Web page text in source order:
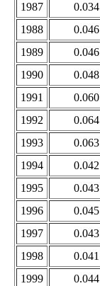
1987
0.034
1988
0.046
1989
0.046
1990
0.048
1991
0.060
1992
0.064
1993
0.063
1994
0.042
1995
0.043
1996
0.045
1997
0.043
1998
0.041
1999
0.044